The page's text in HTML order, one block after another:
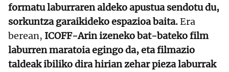
formatu laburraren aldeko apustua sendotu du,
sorkuntza garaikideko espazioa baita.Era
berean, ICOFF-Arin izeneko bat-bateko film
laburren maratoia egingo da, eta filmazio
taldeak ibiliko dira hirian zehar pieza laburrak